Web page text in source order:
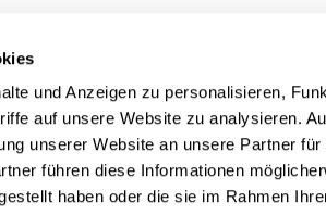
und Anzeigen zu personalisieren,
auf unsere Website zu analysieren.
unserer Website an unsere Partner
führen diese Informationen
haben oder die sie im Rahmen